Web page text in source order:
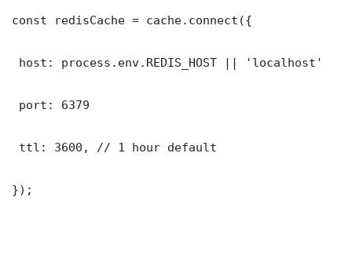
const redisCache = cache.connect({
host: process.env.REDIS_HOST || 'localhost'
port: 6379
ttl: 3600, // 1 hour default
});